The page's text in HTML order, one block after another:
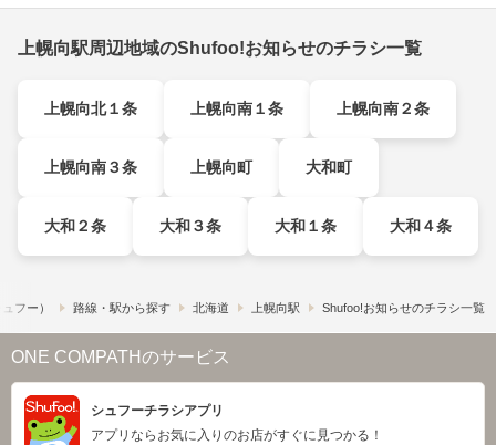
上幌向駅周辺地域のShufoo!お知らせのチラシ一覧
上幌向北１条 上幌向南１条 上幌向南２条
上幌向南３条 上幌向町 大和町
大和２条 大和３条 大和１条 大和４条
フー） 路線・駅から探す 北海道 上幌向駅 Shufoo!お知らせのチラシ一覧
ONE COMPATHのサービス
シュフーチラシアプリ
アプリならお気に入りのお店がすぐに見つかる！